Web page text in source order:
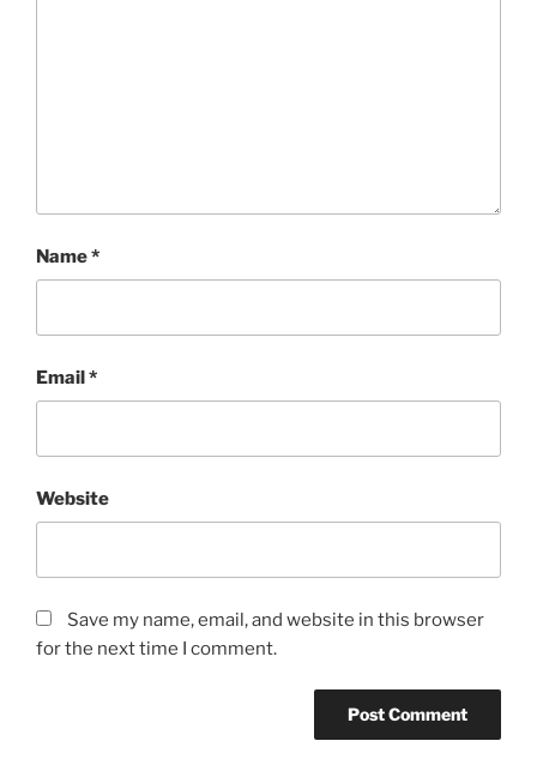
Name*
Email*
Website
Save my name, email, and website in this browser
for the next time I comment.